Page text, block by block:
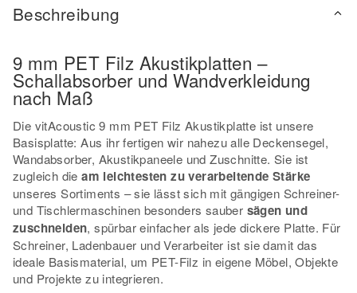
Beschreibung
9 mm PET Filz Akustikplatten –
Schallabsorber und Wandverkleidung
nach Maß
Die vitAcoustic 9 mm PET Filz Akustikplatte ist unsere
Basisplatte: Aus ihr fertigen wir nahezu alle Deckensegel,
Wandabsorber, Akustikpaneele und Zuschnitte. Sie ist
zugleich dieam leichtesten zu verarbeitende Stärke
unseres Sortiments – sie lässt sich mit gängigen Schreiner-
und Tischlermaschinen besonders sauber sägen und
zuschneiden, spürbar einfacher als jede dickere Platte. Für
Schreiner, Ladenbauer und Verarbeiter ist sie damit das
ideale Basismaterial, um PET-Filz in eigene Möbel, Objekte
und Projekte zu integrieren.